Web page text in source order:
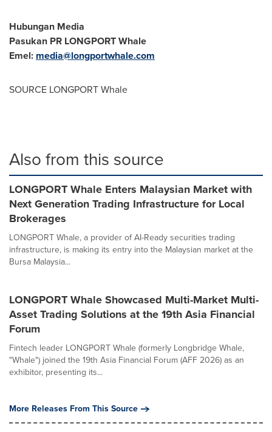
Hubungan Media
Pasukan PR LONGPORT Whale
Emel: media@longportwhale.com
SOURCE LONGPORT Whale
Also from this source
LONGPORT Whale Enters Malaysian Market with
Next Generation Trading Infrastructure for Local
Brokerages
LONGPORT Whale, a provider of AI-Ready securities trading
infrastructure, is making its entry into the Malaysian market at the
Bursa Malaysia...
LONGPORT Whale Showcased Multi-Market Multi-
Asset Trading Solutions at the 19th Asia Financial
Forum
Fintech leader LONGPORT Whale (formerly Longbridge Whale,
"Whale") joined the 19th Asia Financial Forum (AFF 2026) as an
exhibitor, presenting its...
More Releases From This Source